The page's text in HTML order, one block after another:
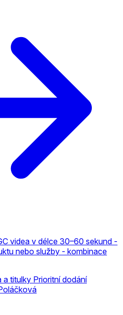
videa v délce 30–60 sekund -
nebo služby - kombinace
a titulky Prioritní dodání